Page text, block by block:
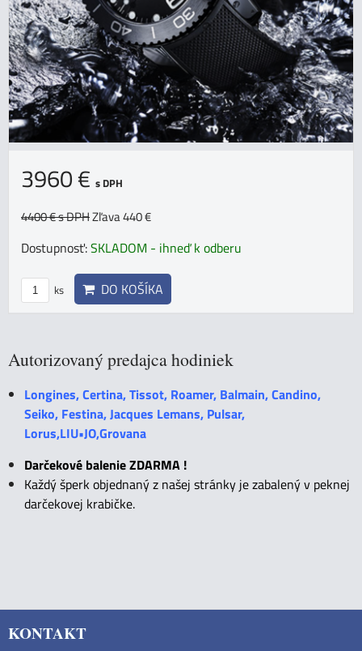
3960 € s DPH
4400 €s DPHZľava 440 €
Dostupnosť:SKLADOM - ihneď k odberu
ks DO KOŠÍKA
Autorizovaný predajca hodiniek
Longines, Certina, Tissot, Roamer, Balmain, Candino,
Seiko, Festina, Jacques Lemans, Pulsar,
Lorus,LIU•JO,Grovana
Darčekové balenie ZDARMA !
Každý šperk objednaný z našej stránky je zabalený v peknej
darčekovej krabičke.
KONTAKT